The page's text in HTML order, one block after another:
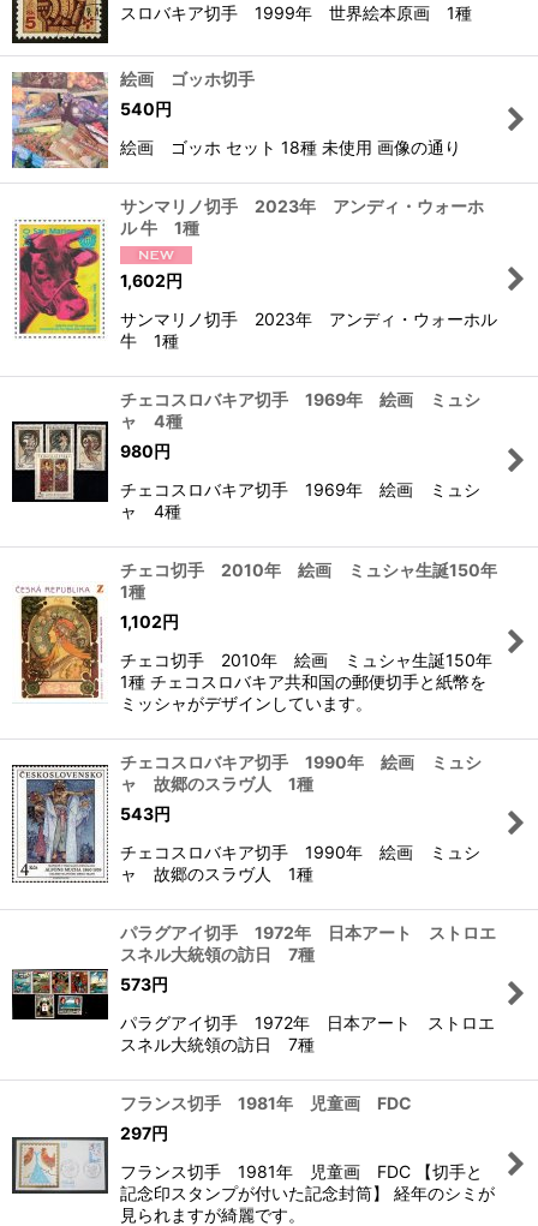
スロバキア切手 1999年 世界絵本原画 1種
絵画 ゴッホ切手
540円
絵画 ゴッホ セット 18種 未使用 画像の通り
サンマリノ切手 2023年 アンディ・ウォーホ
ル 牛 1種
1,602円
サンマリノ切手 2023年 アンディ・ウォーホル
牛 1種
チェコスロバキア切手 1969年 絵画 ミュシ
ャ 4種
980円
チェコスロバキア切手 1969年 絵画 ミュシ
ャ 4種
チェコ切手 2010年 絵画 ミュシャ生誕150年
1種
1,102円
チェコ切手 2010年 絵画 ミュシャ生誕150年
1種 チェコスロバキア共和国の郵便切手と紙幣を
ミッシャがデザインしています。
チェコスロバキア切手 1990年 絵画 ミュシ
ャ 故郷のスラヴ人 1種
543円
チェコスロバキア切手 1990年 絵画 ミュシ
ャ 故郷のスラヴ人 1種
パラグアイ切手 1972年 日本アート ストロエ
スネル大統領の訪日 7種
573円
パラグアイ切手 1972年 日本アート ストロエ
スネル大統領の訪日 7種
フランス切手 1981年 児童画 FDC
297円
フランス切手 1981年 児童画 FDC 【切手と
記念印スタンプが付いた記念封筒】 経年のシミが
見られますが綺麗です。